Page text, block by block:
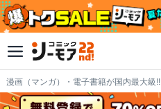
漫画（マンガ）・電子書籍が国内最大級!!